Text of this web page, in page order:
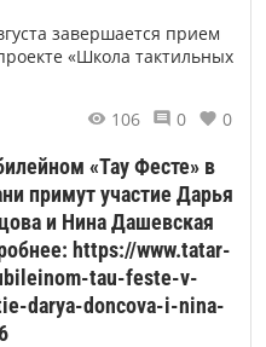
завершается прием
«Школа тактильных
106
0 0
«Тау Фесте» в
примут участие Дарья
и Нина Дашевская
https://www.tatar-
tau-feste-v-
darya-doncova-i-nina-